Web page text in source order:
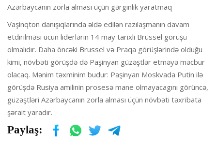
Azərbaycanın zorla alması üçün gərginlik yaratmaq
Vaşinqton danışıqlarında əldə edilən razılaşmanın davam
etdirilməsi ucun liderlərin 14 may tarixli Brüssel görüşü
olmalıdır. Daha öncəki Brussel və Praqa görüşlərində olduğu
kimi, növbəti görüşdə də Paşinyan güzəştlər etməyə məcbur
olacaq. Mənim təxminim budur: Paşinyan Moskvada Putin ilə
görüşdə Rusiya amilinin prosesə mane olmayacagını görüncə,
güzəştləri Azərbaycanın zorla alması üçün növbəti təxribata
şərait yaradır.
Paylaş: